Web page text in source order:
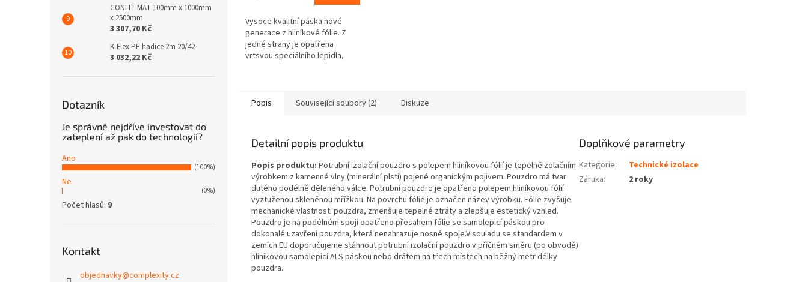
CONLIT MAT 100mm x 1000mm
x 2500mm
3 307,70 Kč
K-Flex PE hadice 2m 20/42
3 032,22 Kč
Dotazník
Je správné nejdříve investovat do
zateplení až pak do technologií?
Ano
(100%)
Ne
(0%)
Počet hlasů: 9
Kontakt
objednavky@complexity.cz
Vysoce kvalitní páska nové
generace z hliníkové fólie. Z
jedné strany je opatřena
vrtsvou speciálního lepidla,
Popis Související soubory (2) Diskuze
Detailní popis produktu
Popis produktu: Potrubní izolační pouzdro s polepem hliníkovou fólií je tepelněizolačním
výrobkem z kamenné vlny (minerální plsti) pojené organickým pojivem. Pouzdro má tvar
dutého podélně děleného válce. Potrubní pouzdro je opatřeno polepem hliníkovou fólií
vyztuženou skleněnou mřížkou. Na povrchu fólie je označen název výrobku. Fólie zvyšuje
mechanické vlastnosti pouzdra, zmenšuje tepelné ztráty a zlepšuje estetický vzhled.
Pouzdro je na podélném spoji opatřeno přesahem fólie se samolepicí páskou pro
dokonalé uzavření pouzdra, která nenahrazuje nosné spoje.V souladu se standardem v
zemích EU doporučujeme stáhnout potrubní izolační pouzdro v příčném směru (po obvodě)
hliníkovou samolepicí ALS páskou nebo drátem na třech místech na běžný metr délky
pouzdra.
Doplňkové parametry
Kategorie:
Technické izolace
Záruka: 2 roky